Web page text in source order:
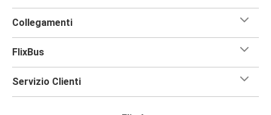
Collegamenti
FlixBus
Servizio Clienti